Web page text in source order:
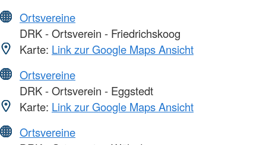
Ortsvereine
DRK - Ortsverein - Friedrichskoog
Karte: Link zur Google Maps Ansicht
Ortsvereine
DRK - Ortsverein - Eggstedt
Karte: Link zur Google Maps Ansicht
Ortsvereine